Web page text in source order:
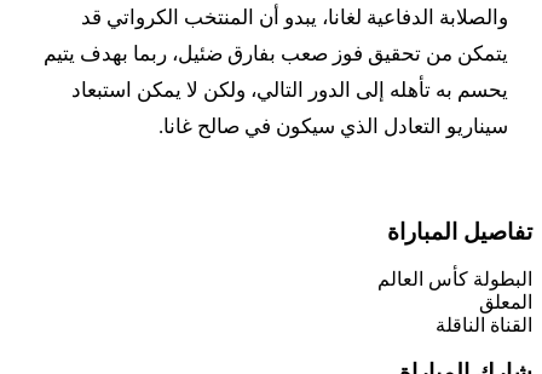
والصلابة الدفاعية لغانا، يبدو أن المنتخب الكرواتي قد
يتمكن من تحقيق فوز صعب بفارق ضئيل، ربما بهدف يتيم
يحسم به تأهله إلى الدور التالي، ولكن لا يمكن استبعاد
سيناريو التعادل الذي سيكون في صالح غانا.
تفاصيل المباراة
البطولة كأس العالم
المعلق
القناة الناقلة